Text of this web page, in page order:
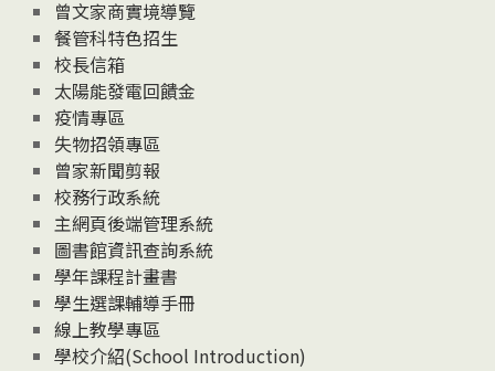
息
News
曾文家商實境導覽
餐管科特色招生
校長信箱
太陽能發電回饋金
疫情專區
失物招領專區
曾家新聞剪報
校務行政系統
主網頁後端管理系統
圖書館資訊查詢系統
學年課程計畫書
學生選課輔導手冊
線上教學專區
學校介紹(School Introduction)